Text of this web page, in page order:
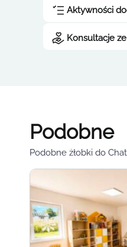
Aktywności
Konsultacje
Podobne
Podobne żłobki do